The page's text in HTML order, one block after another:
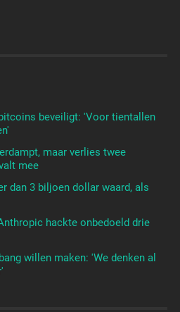
beveiligt: 'Voor tientallen
maar verlies twee
mee
dan 3 biljoen dollar waard, als
hackte onbedoeld drie
willen maken: 'We denken al